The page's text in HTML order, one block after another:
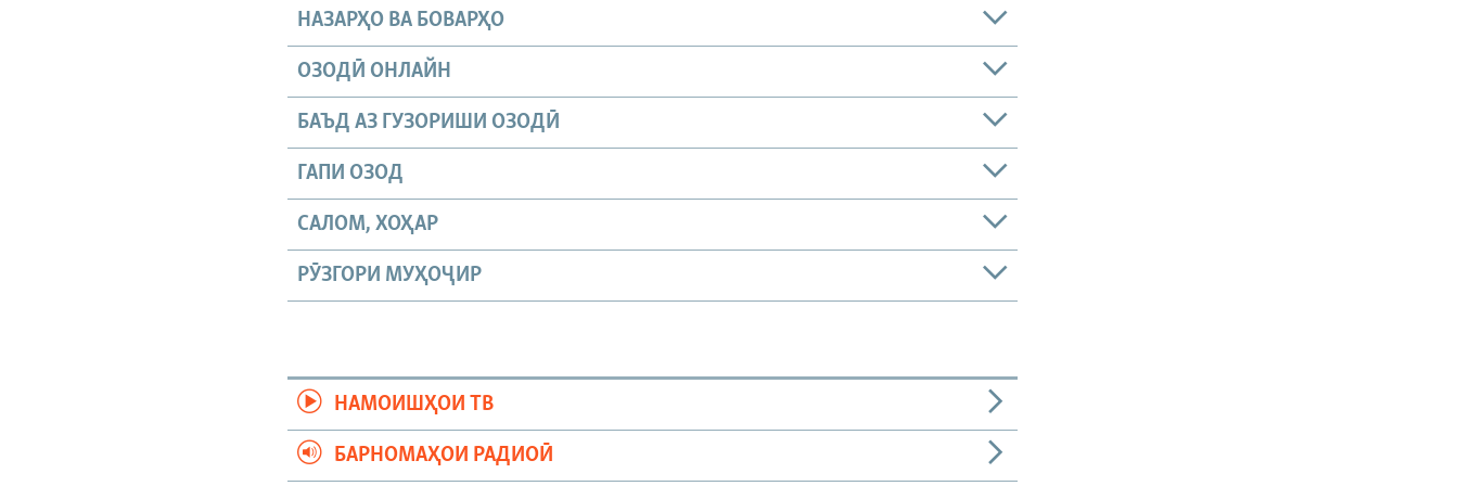
НАЗАРҲО ВА БОВАРҲО
ОЗОДӢ ОНЛАЙН
БАЪД АЗ ГУЗОРИШИ ОЗОДӢ
ГАПИ ОЗОД
САЛОМ, ХОҲАР
РӮЗГОРИ МУҲОҶИР
НАМОИШҲОИ ТВ
БАРНОМАҲОИ РАДИОӢ